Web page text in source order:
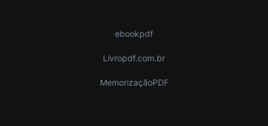
ebookpdf
Livropdf.com.br
MemorizaçãoPDF